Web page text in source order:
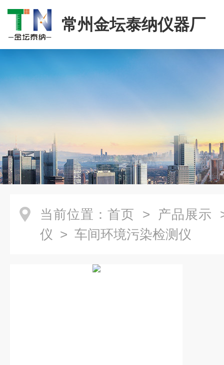
常州金坛泰纳仪器厂
当前位置： 首页 > 产品展示
仪 > 车间环境污染检测仪